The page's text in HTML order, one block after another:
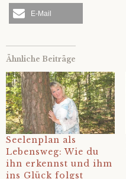
E-Mail
Ähnliche Beiträge
Seelenplan als
Lebensweg: Wie du
ihn erkennst und ihm
ins Glück folgst